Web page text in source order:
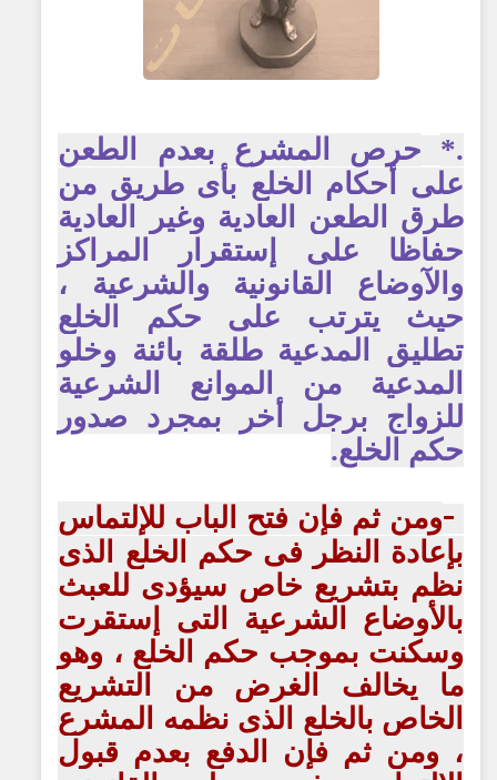
.*
حرص المشرع بعدم الطعن
على أحكام الخلع بأى طريق من
طرق الطعن العادية وغير العادية
حفاظا على إستقرار المراكز
والآوضاع القانونية والشرعية ،
حيث يترتب على حكم الخلع
تطليق المدعية طلقة بائنة وخلو
المدعية من الموانع الشرعية
للزواج برجل أخر بمجرد صدور
حكم الخلع.
-ومن ثم فإن فتح الباب للإلتماس
بإعادة النظر فى حكم الخلع الذى
نظم بتشريع خاص سيؤدى للعبث
بالأوضاع الشرعية التى إستقرت
وسكنت بموجب حكم الخلع ، وهو
ما يخالف الغرض من التشريع
الخاص بالخلع الذى نظمه المشرع
، ومن ثم فإن الدفع بعدم قبول